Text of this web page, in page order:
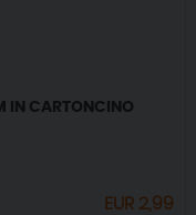
IN CARTONCINO
EUR 2,99